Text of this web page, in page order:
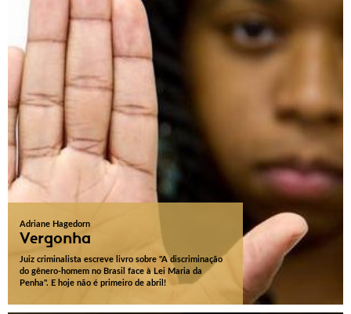
Adriane Hagedorn
Vergonha
Juiz criminalista escreve livro sobre "A discriminação
do gênero-homem no Brasil face à Lei Maria da
Penha". E hoje não é primeiro de abril!